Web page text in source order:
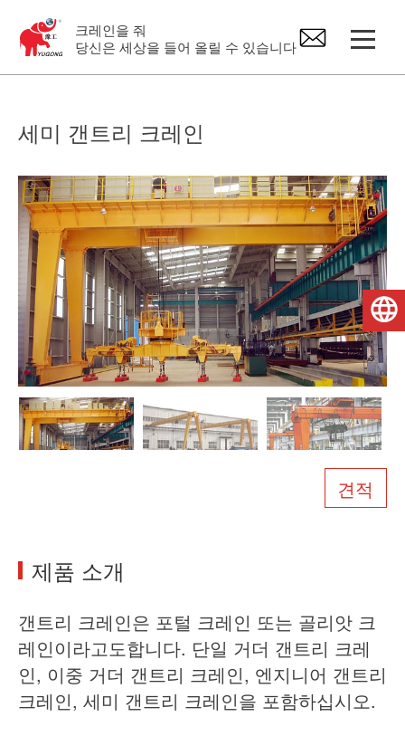
크레인을 줘
당신은 세상을 들어 올릴 수 있습니다
지브 크레인
전기 호이스트
크레인 예비 부품
회사 소개
뉴스
세미 갠트리 크레인
견적
제품 소개
갠트리 크레인은 포털 크레인 또는 골리앗 크
레인이라고도합니다. 단일 거더 갠트리 크레
인, 이중 거더 갠트리 크레인, 엔지니어 갠트리
크레인, 세미 갠트리 크레인을 포함하십시오.
한국어